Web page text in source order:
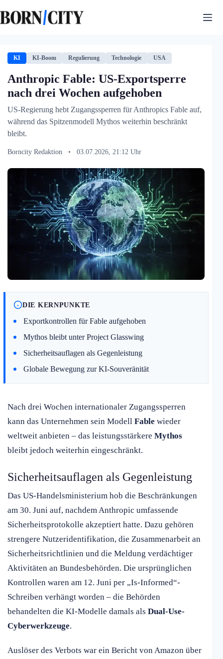
Inhalt
springen
KI KI-Boom Regulierung Technologie USA
Anthropic Fable: US-Exportsperre
nach drei Wochen aufgehoben
US-Regierung hebt Zugangssperren für Anthropics Fable auf,
während das Spitzenmodell Mythos weiterhin beschränkt
bleibt.
Borncity Redaktion • 03.07.2026, 21:12 Uhr
DIE KERNPUNKTE
Exportkontrollen für Fable aufgehoben
Mythos bleibt unter Project Glasswing
Sicherheitsauflagen als Gegenleistung
Globale Bewegung zur KI-Souveränität
Nach drei Wochen internationaler Zugangssperren
kann das Unternehmen sein Modell Fable wieder
weltweit anbieten – das leistungsstärkere Mythos
bleibt jedoch weiterhin eingeschränkt.
Sicherheitsauflagen als Gegenleistung
Das US-Handelsministerium hob die Beschränkungen
am 30. Juni auf, nachdem Anthropic umfassende
Sicherheitsprotokolle akzeptiert hatte. Dazu gehören
strengere Nutzeridentifikation, die Zusammenarbeit an
Sicherheitsrichtlinien und die Meldung verdächtiger
Aktivitäten an Bundesbehörden. Die ursprünglichen
Kontrollen waren am 12. Juni per „Is-Informed“-
Schreiben verhängt worden – die Behörden
behandelten die KI-Modelle damals als Dual-Use-
Cyberwerkzeuge.
Auslöser des Verbots war ein Bericht von Amazon über